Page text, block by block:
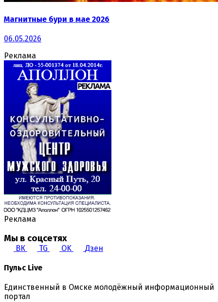
Магнитные бури в мае 2026
06.05.2026
Реклама
Реклама
Мы в соцсетях
ВК TG OK Дзен
Пульс Live
Единственный в Омске молодёжный информационный
портал